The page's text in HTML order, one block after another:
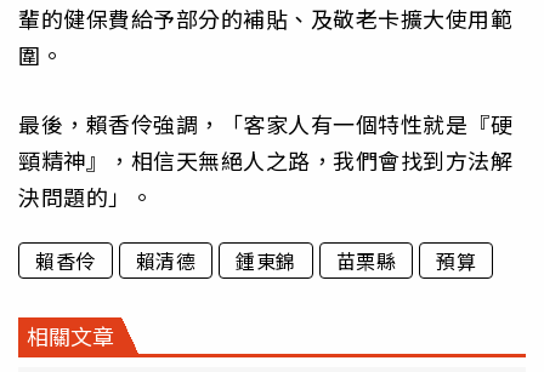
輩的健保費給予部分的補貼、及敬老卡擴大使用範
圍。
最後，賴香伶強調，「客家人有一個特性就是『硬
頸精神』，相信天無絕人之路，我們會找到方法解
決問題的」。
賴香伶 賴清德 鍾東錦 苗栗縣 預算
相關文章